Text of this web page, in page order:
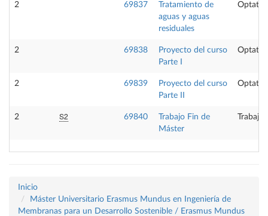
2 69837
Tratamiento de
aguas y aguas
residuales
2 69838
Proyecto del curso
Parte I
2 69839
Proyecto del curso
Parte II
2 S2 69840
Trabajo Fin de
Máster
Inicio
Máster Universitario Erasmus Mundus en Ingeniería de
Membranas para un Desarrollo Sostenible / Erasmus Mundus